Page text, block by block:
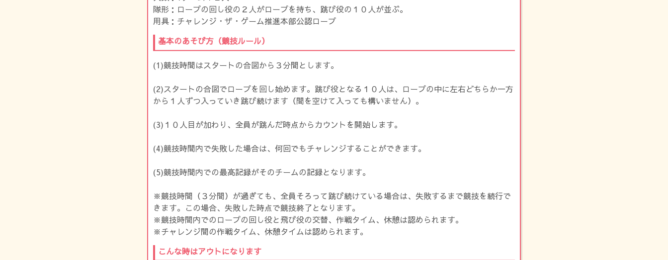
隊形：ロープの回し役の２人がロープを持ち、跳び役の１０人が並ぶ。
用具：チャレンジ・ザ・ゲーム推進本部公認ロープ
基本のあそび方（競技ルール）
(1)競技時間はスタートの合図から３分間とします。
(2)スタートの合図でロープを回し始めます。跳び役となる１０人は、ロープの中に左右どちらか一方
から１人ずつ入っていき跳び続けます（間を空けて入っても構いません）。
(3)１０人目が加わり、全員が跳んだ時点からカウントを開始します。
(4)競技時間内で失敗した場合は、何回でもチャレンジすることができます。
(5)競技時間内での最高記録がそのチームの記録となります。
※競技時間（３分間）が過ぎても、全員そろって跳び続けている場合は、失敗するまで競技を続行で
きます。この場合、失敗した時点で競技終了となります。
※競技時間内でのロープの回し役と飛び役の交替、作戦タイム、休憩は認められます。
※チャレンジ間の作戦タイム、休憩タイムは認められます。
こんな時はアウトになります